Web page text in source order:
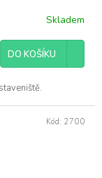
Skladem
DO KOŠÍKU
Kód: 2700